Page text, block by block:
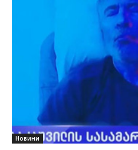
Новини